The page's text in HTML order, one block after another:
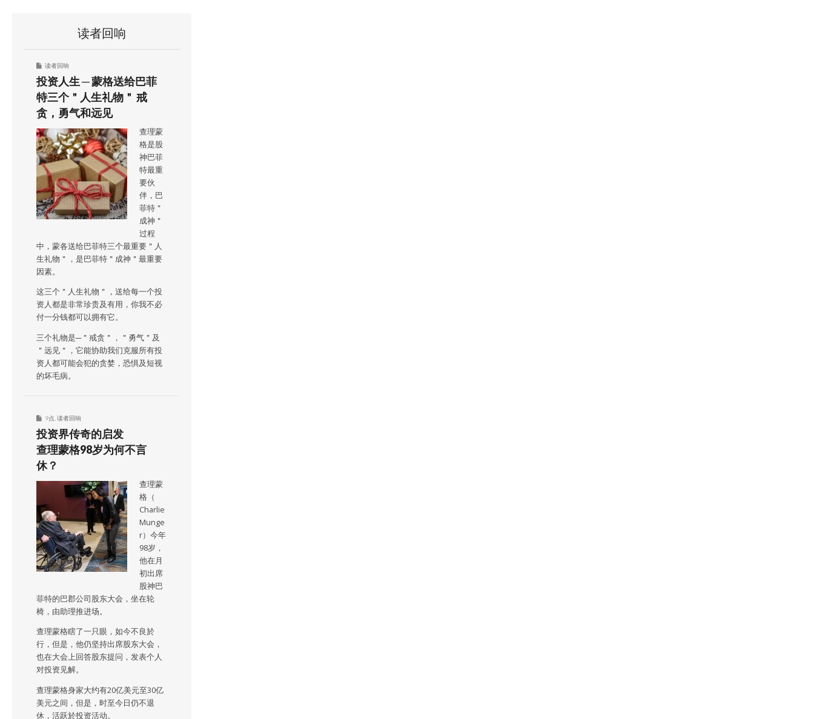
读者回响
读者回响
投资人生 ─ 蒙格送给巴菲
特三个＂人生礼物＂ 戒
贪，勇气和远见
查理蒙
格是股
神巴菲
特最重
要伙
伴，巴
菲特＂
成神＂
过程
中，蒙各送给巴菲特三个最重要＂人
生礼物＂，是巴菲特＂成神＂最重要
因素。
这三个＂人生礼物＂，送给每一个投
资人都是非常珍贵及有用，你我不必
付一分钱都可以拥有它。
三个礼物是─＂戒贪＂，＂勇气＂及
＂远见＂，它能协助我们克服所有投
资人都可能会犯的贪婪，恐惧及短视
的坏毛病。
9点 读者回响
投资界传奇的启发
查理蒙格98岁为何不言
休？
查理蒙
格（
Charlie
Munge
r）今年
98岁，
他在月
初出席
股神巴
菲特的巴郡公司股东大会，坐在轮
椅，由助理推进场。
查理蒙格瞎了一只眼，如今不良於
行，但是，他仍坚持出席股东大会，
也在大会上回答股东提问，发表个人
对投资见解。
查理蒙格身家大约有20亿美元至30亿
美元之间，但是，时至今日仍不退
休，活跃於投资活动。